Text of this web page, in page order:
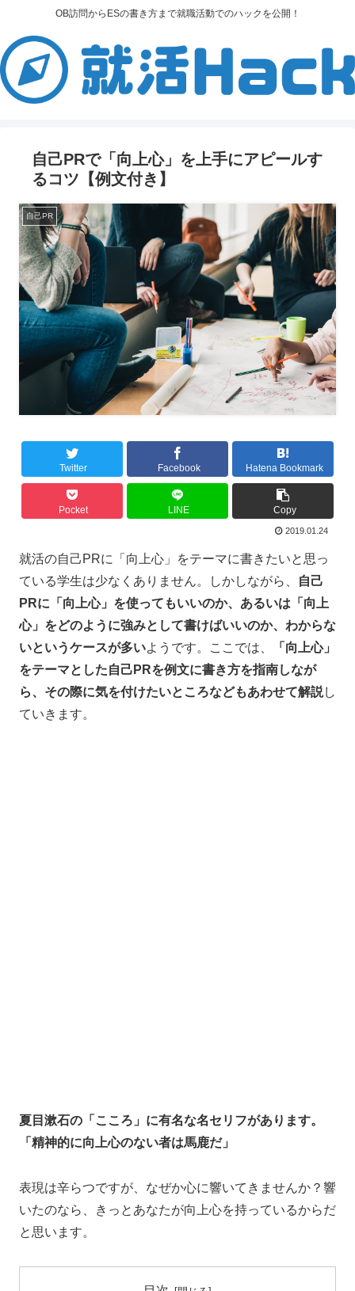
OB訪問からESの書き方まで就職活動でのハックを公開！
自己PRで「向上心」を上手にアピールす
るコツ【例文付き】
自己PR
Twitter Facebook Hatena Bookmark
Pocket LINE Copy
2019.01.24
就活の自己PRに「向上心」をテーマに書きたいと思っ
ている学生は少なくありません。しかしながら、
自己
PRに「向上心」を使ってもいいのか、あるいは「向上
心」をどのように強みとして書けばいいのか、わからな
いというケースが多いようです。ここでは、
「向上心」
をテーマとした自己PRを例文に書き方を指南しなが
ら、その際に気を付けたいところなどもあわせて解説し
ていきます。
夏目漱石の「こころ」に有名な名セリフがあります。
「精神的に向上心のない者は馬鹿だ」
表現は辛らつですが、なぜか心に響いてきませんか？響
いたのなら、きっとあなたが向上心を持っているからだ
と思います。